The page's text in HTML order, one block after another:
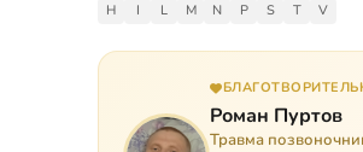
H
I L M N P S T V
Роман Пуртов
Травма